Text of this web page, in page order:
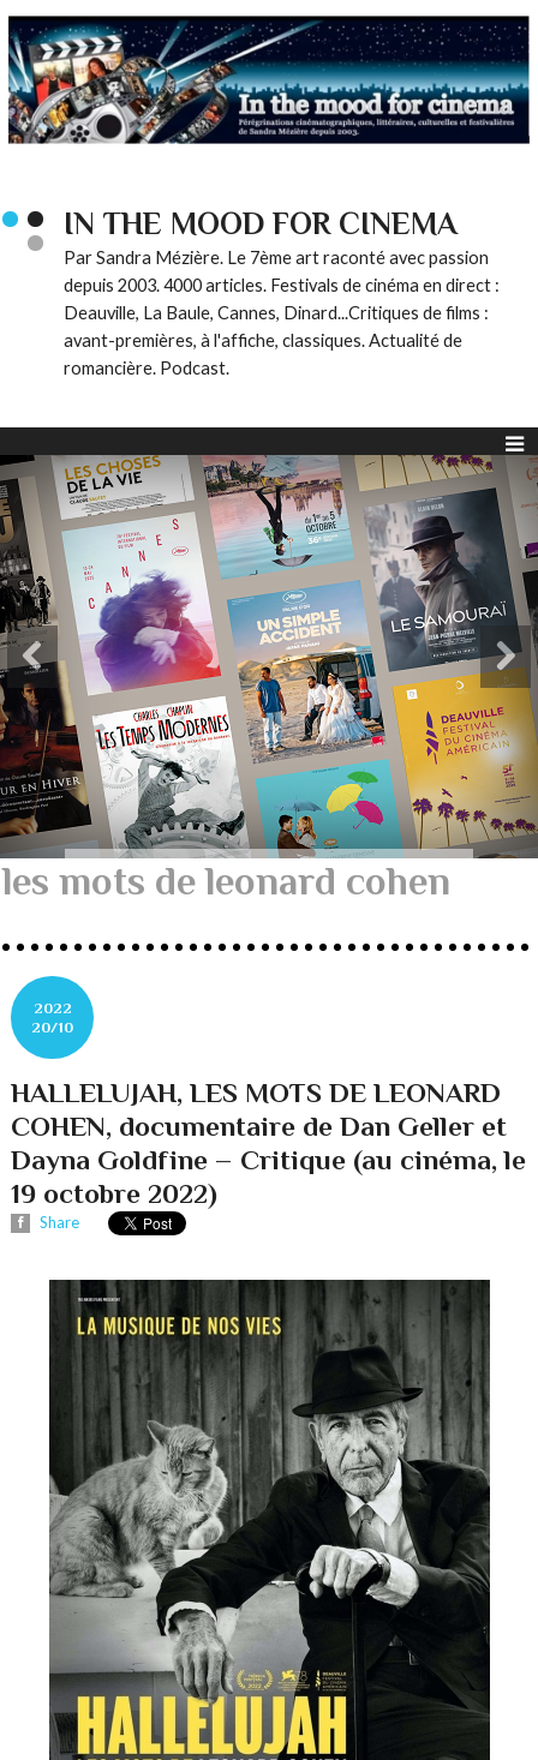
IN THE MOOD FOR CINEMA
Par Sandra Mézière. Le 7ème art raconté avec passion
depuis 2003. 4000 articles. Festivals de cinéma en direct :
Deauville, La Baule, Cannes, Dinard...Critiques de films :
avant-premières, à l'affiche, classiques. Actualité de
romancière. Podcast.
les mots de leonard cohen
2022
20/10
HALLELUJAH, LES MOTS DE LEONARD
COHEN, documentaire de Dan Geller et
Dayna Goldfine – Critique (au cinéma, le
19 octobre 2022)
Share